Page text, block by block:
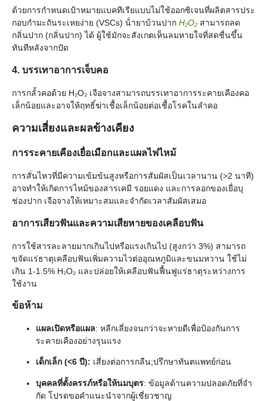
ด้วยการกําหนดเป้าหมายแบคทีเรียแบบไม่ใช้ออกซิเจนที่ผลิตสารประ
กอบกํามะถันระเหยง่าย (VSCs) น้ํายาบ้วนปาก H₂O₂สามารถลด
กลิ่นปาก (กลิ่นปาก) ได้ ผู้ใช้มักจะสังเกตเห็นลมหายใจที่สดชื่นขึ้น
ทันทีหลังจากปัด
4. บรรเทาอาการเจ็บคอ
การกลั้วคอด้วย H₂O₂ เจือจางสามารถบรรเทาอาการระคายเคืองคอ
เล็กน้อยและอาจให้ฤทธิ์ฆ่าเชื้อเล็กน้อยต่อเชื้อโรคในลําคอ
ความเสี่ยงและผลข้างเคียง
การระคายเคืองเยื่อเมือกและแผลไฟไหม้
การสั่นไหวที่มีความเข้มข้นสูงหรือการสัมผัสเป็นเวลานาน (>2 นาที)
อาจทําให้เกิดการไหม้ของสารเคมี รอยแดง และการลอกของเยื่อบุ
ช่องปาก เจือจางให้เหมาะสมและจํากัดเวลาสัมผัสเสมอ
อาการเสียวฟันและความเสียหายของเคลือบฟัน
การใช้สารละลายมากเกินไปหรือแรงเกินไป (สูงกว่า 3%) สามารถ
ขจัดแร่ธาตุเคลือบฟันเพิ่มความไวต่ออุณหภูมิและขนมหวาน ใช้ไม่
เกิน 1-1.5% H₂O₂ และปล่อยให้เคลือบฟันฟื้นฟูแร่ธาตุระหว่างการ
ใช้งาน
ข้อห้าม
แผลเปิดหรือแผล: หลีกเลี่ยงจนกว่าจะหายดีเพื่อป้องกันการ
ระคายเคืองอย่างรุนแรง
เด็กเล็ก (<6 ปี): เสี่ยงต่อการกลืน;ปรึกษาทันตแพทย์ก่อน
บุคคลที่ตั้งครรภ์หรือให้นมบุตร: ข้อมูลด้านความปลอดภัยที่จํา
กัด โปรดขอคําแนะนําจากผู้เชี่ยวชาญ